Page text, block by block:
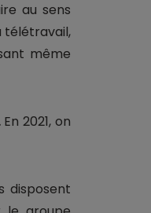
au sens
télétravail,
même
En 2021, on
disposent